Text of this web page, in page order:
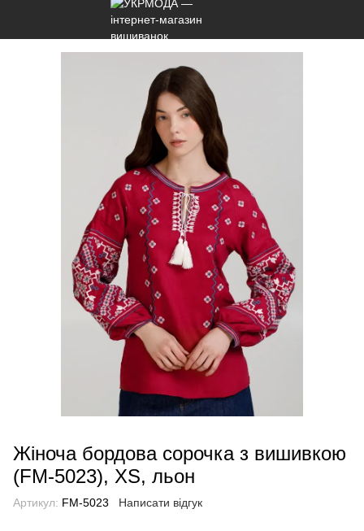
Жіноча бордова сорочка з вишивкою
(FM-5023), XS, льон
Артикул: FM-5023 Написати відгук